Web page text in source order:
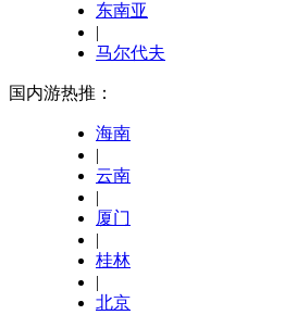
东南亚
|
马尔代夫
国内游热推：
海南
|
云南
|
厦门
|
桂林
|
北京